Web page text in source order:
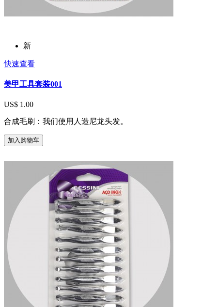
新
快速查看
美甲工具套装001
US$ 1.00
合成毛刷：我们使用人造尼龙头发。
加入购物车